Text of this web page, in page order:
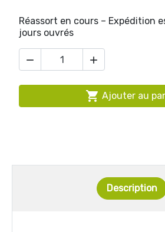
Réassort en cours – Expédition
jours ouvrés
 
 Ajouter au
Description